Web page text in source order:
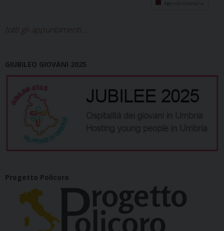
Agenda diocesana
tutti gli appuntamenti...
GIUBILEO GIOVANI 2025
Progetto Policoro